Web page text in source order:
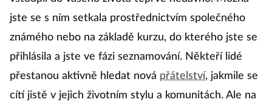
jste se s ním setkala prostřednictvím společného
známého nebo na základě kurzu, do kterého jste se
přihlásila a jste ve fázi seznamování. Někteří lidé
přestanou aktivně hledat nová přátelství, jakmile se
cítí jistě v jejich životním stylu a komunitách. Ale na